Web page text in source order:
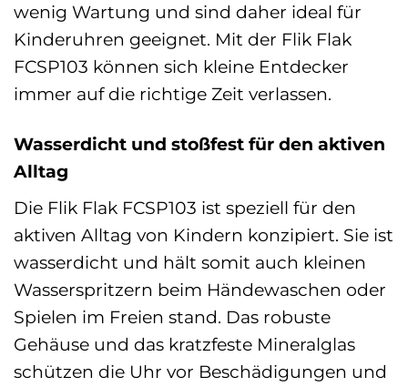
wenig Wartung und sind daher ideal für
Kinderuhren geeignet. Mit der Flik Flak
FCSP103 können sich kleine Entdecker
immer auf die richtige Zeit verlassen.
Wasserdicht und stoßfest für den aktiven
Alltag
Die Flik Flak FCSP103 ist speziell für den
aktiven Alltag von Kindern konzipiert. Sie ist
wasserdicht und hält somit auch kleinen
Wasserspritzern beim Händewaschen oder
Spielen im Freien stand. Das robuste
Gehäuse und das kratzfeste Mineralglas
schützen die Uhr vor Beschädigungen und